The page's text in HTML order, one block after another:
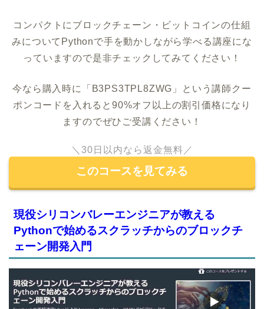
コンパクトにブロックチェーン・ビットコインの仕組
みについてPythonで手を動かしながら学べる講座にな
っていますので是非チェックしてみてください！
今なら購入時に「B3PS3TPL8ZWG」という講師クー
ポンコードを入れると90%オフ以上の割引価格になり
ますのでぜひご受講ください！
＼30日以内なら返金無料／
このコースを見てみる
現役シリコンバレーエンジニアが教える
Pythonで始めるスクラッチからのブロックチ
ェーン開発入門